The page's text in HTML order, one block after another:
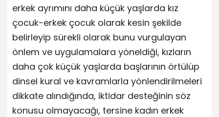
erkek ayrımını daha küçük yaşlarda kız
çocuk-erkek çocuk olarak kesin şekilde
belirleyip sürekli olarak bunu vurgulayan
önlem ve uygulamalara yöneldiği, kızların
daha çok küçük yaşlarda başlarının örtülüp
dinsel kural ve kavramlarla yönlendirilmeleri
dikkate alındığında, iktidar desteğinin söz
konusu olmayacağı, tersine kadın erkek